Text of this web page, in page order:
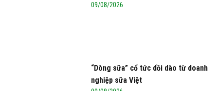
09/08/2026
“Dòng sữa” cổ tức dồi dào từ doanh
nghiệp sữa Việt